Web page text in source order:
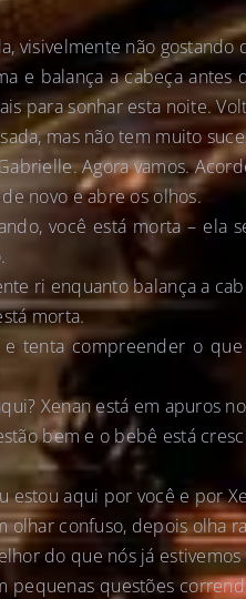
visivelmente não gostando
e balança a cabeça
para sonhar esta noite.
mas não tem muito
Agora vamos.
novo e abre os olhos.
você está morta – ela
ri enquanto balança a
morta.
tenta compreender o
Xenan está em apuros
bem e o bebê está
estou aqui por você e por
olhar confuso, depois olha
do que nós já
pequenas questões